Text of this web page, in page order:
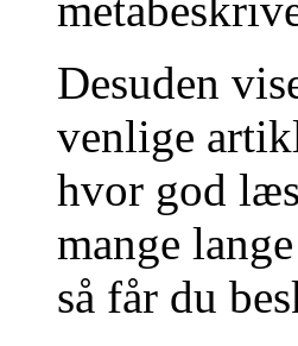
Desuden
venlige
hvor god
mange
så får du